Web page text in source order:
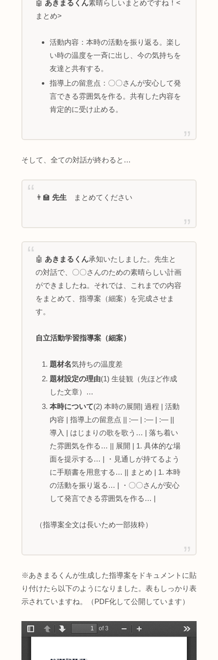
🤖 あきまるくん素晴らしいまとめですね！<
まとめ>
活動内容：本時の活動を振り返る。楽し
い時の温度を一斉に出し、今の気持ちを
友達と共有する。
指導上の留意点：〇〇さんが安心して発
言できる雰囲気を作る。共有した内容を
肯定的に受け止める。
そして、全ての対話が終わると…
👨‍🏫 先生 まとめてください
🤖 あきまるくん承知いたしました。先生と
の対話で、〇〇さんのための素晴らしい計画
ができましたね。それでは、これまでの内容
をまとめて、指導案（細案）を完成させま
す。
自立活動学習指導案（細案）
題材名気持ちの温度差
題材設定の理由(1) 生徒観（先ほど作成
した文章）…
本時について(2) 本時の展開| 過程 | 活動
内容 | 指導上の留意点 || :— | :— | :— ||
導入 | はじまりの歌を歌う… | 落ち着い
た雰囲気を作る… || 展開 | 1. 具体的な場
面を提示する… | ・見通しが持てるよう
に手順書を用意する… || まとめ | 1. 本時
の活動を振り返る… | ・〇〇さんが安心
して発言できる雰囲気を作る… |
（指導案全文は長いため一部抜粋）
※あきまるくんが生成した指導案をドキュメントに貼
り付けたら以下のようになりました。表もしっかり表
示されていますね。（PDF化して公開しています）